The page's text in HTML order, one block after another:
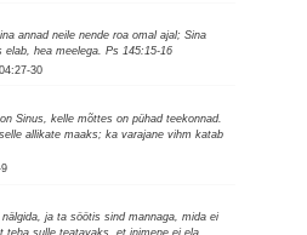
annad neile nende roa omal ajal; Sina
hea meelega. Ps 145:15-16
30
Sinus, kelle mõttes on pühad teekonnad.
allikate maaks; ka varajane vihm katab
ja ta söötis sind mannaga, mida ei
teha sulle teatavaks, et inimene ei ela